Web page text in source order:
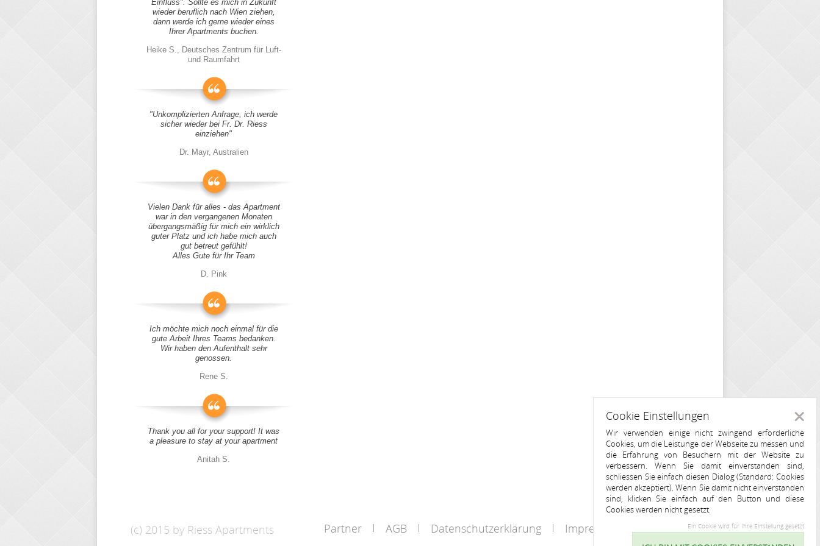
Einfluss". Sollte es mich in Zukunft
wieder beruflich nach Wien ziehen,
dann werde ich gerne wieder eines
Ihrer Apartments buchen.
Heike S., Deutsches Zentrum für Luft-
und Raumfahrt
"Unkomplizierten Anfrage, ich werde
sicher wieder bei Fr. Dr. Riess
einziehen"
Dr. Mayr, Australien
Vielen Dank für alles - das Apartment
war in den vergangenen Monaten
übergangsmäßig für mich ein wirklich
guter Platz und ich habe mich auch
gut betreut gefühlt!
Alles Gute für Ihr Team
D. Pink
Ich möchte mich noch einmal für die
gute Arbeit Ihres Teams bedanken.
Wir haben den Aufenthalt sehr
genossen.
Rene S.
Thank you all for your support! It was
a pleasure to stay at your apartment
Anitah S.
(c) 2015 by Riess Apartments Partner AGB Datenschutzerklärung Impressum Kontakt
Cookie Einstellungen
Wir verwenden einige nicht zwingend erforderliche
Cookies, um die Leistunge der Webseite zu messen und
die Erfahrung von Besuchern mit der Website zu
verbessern. Wenn Sie damit einverstanden sind,
schliessen Sie einfach diesen Dialog (Standard: Cookies
werden akzeptiert). Wenn Sie damit nicht einverstanden
sind, klicken Sie einfach auf den Button und diese
Cookies werden nicht gesetzt.
Ein Cookie wird für Ihre Einstellung gesetzt